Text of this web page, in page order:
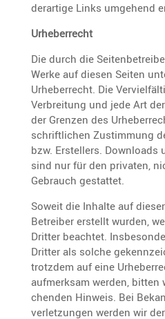
derar­tige Links umgehend
Urheber­recht
Die durch die
Werke auf diesen Seiten
Urheber­recht. Die
Verbrei­tung und jede Art
der Grenzen des
schrift­li­chen Zustim­mung
bzw. Erstel­lers. Downloads
sind nur für den privaten,
Gebrauch gestattet.
Soweit die Inhalte auf
Betreiber erstellt wurden,
Dritter beachtet.
Dritter als solche
trotzdem auf eine
aufmerksam werden,
chenden Hinweis. Bei
ver­let­zungen werden wir